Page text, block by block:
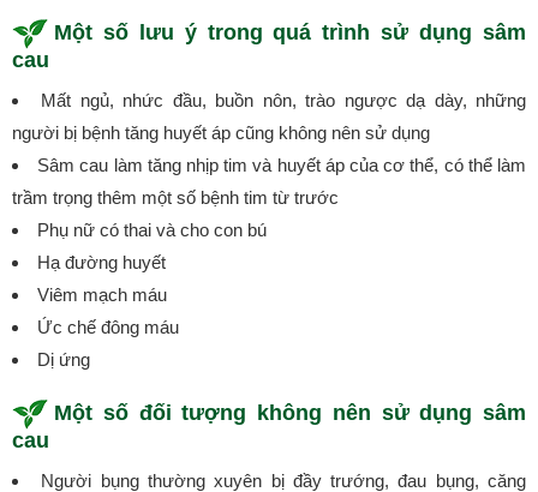
Một số lưu ý trong quá trình sử dụng sâm
cau
Mất ngủ, nhức đầu, buồn nôn, trào ngược dạ dày, những
người bị bệnh tăng huyết áp cũng không nên sử dụng
Sâm cau làm tăng nhịp tim và huyết áp của cơ thể, có thể làm
trầm trọng thêm một số bệnh tim từ trước
Phụ nữ có thai và cho con bú
Hạ đường huyết
Viêm mạch máu
Ức chế đông máu
Dị ứng
Một số đối tượng không nên sử dụng sâm
cau
Người bụng thường xuyên bị đầy trướng, đau bụng, căng